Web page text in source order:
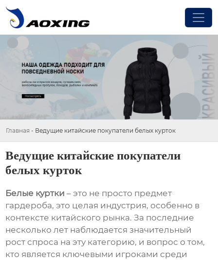
Главная - Ведущие китайские покупатели белых курток
Ведущие китайские покупатели
белых курток
Белые куртки – это не просто предмет
гардероба, это целая индустрия, особенно в
контексте китайского рынка. За последние
несколько лет наблюдается значительный
рост спроса на эту категорию, и вопрос о том,
кто является ключевыми игроками среди